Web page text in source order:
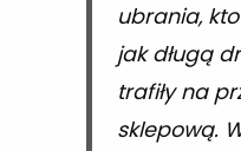
ubrania,
jak długą
trafiły na
sklepową.